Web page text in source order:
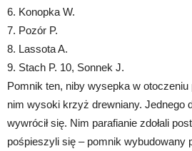
6. Konopka W.
7. Pozór P.
8. Lassota A.
9. Stach P. 10, Sonnek J.
Pomnik ten, niby wysepka w
nim wysoki krzyż drewniany. Jednego
wywrócił się. Nim parafianie zdołali
pośpieszyli się – pomnik wybudowany